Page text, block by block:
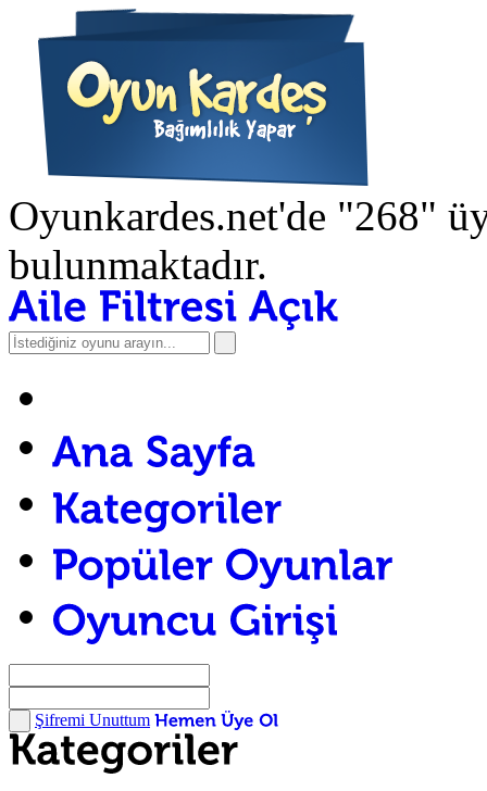
Oyunkardes.net'de "268"
bulunmaktadır.
Şifremi Unuttum